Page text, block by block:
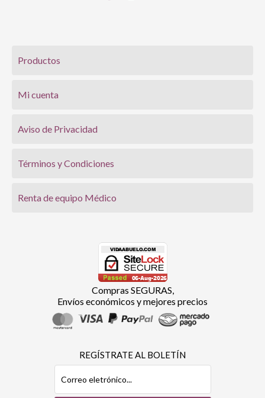
Productos
Mi cuenta
Aviso de Privacidad
Términos y Condiciones
Renta de equipo Médico
Compras SEGURAS,
Envíos económicos y mejores precios
REGÍSTRATE AL BOLETÍN